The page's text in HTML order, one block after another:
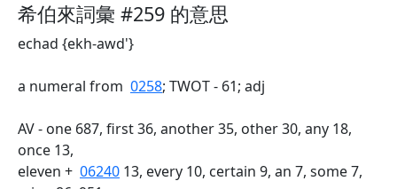
希伯來詞彙 #259 的意思
echad {ekh-awd'}
a numeral from 0258; TWOT - 61; adj
AV - one 687, first 36, another 35, other 30, any 18,
once 13,
eleven + 06240 13, every 10, certain 9, an 7, some 7,